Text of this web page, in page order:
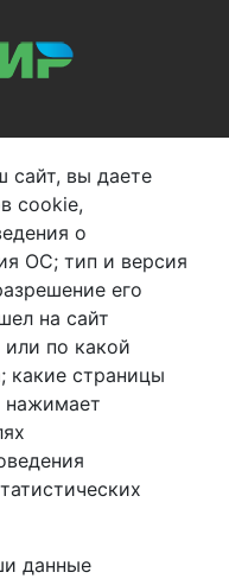
сайт, вы даете
cookie,
о
ОС; тип и версия
его
на сайт
или по какой
какие страницы
нажимает
данные